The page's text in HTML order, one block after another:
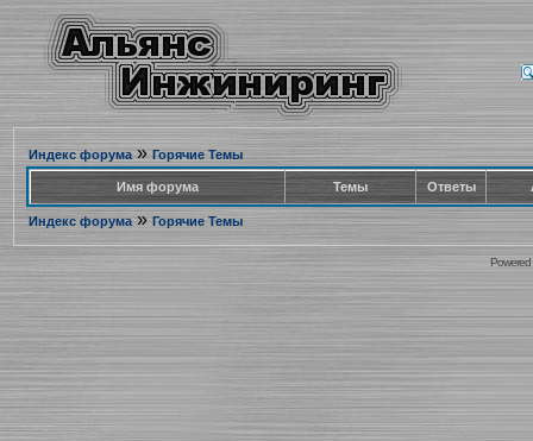
Индекс форума» Горячие Темы
Имя форума Темы Ответы
Индекс форума» Горячие Темы